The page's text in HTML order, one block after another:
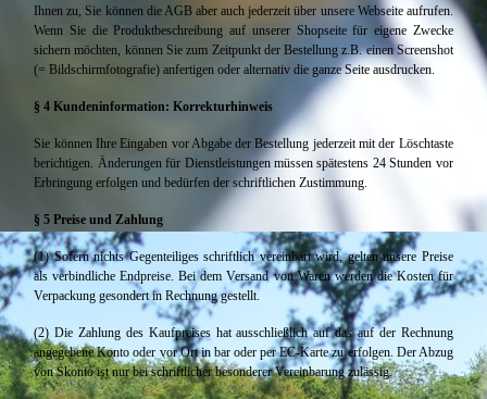
Ihnen zu, Sie können die AGB aber auch jederzeit über unsere Webseite aufrufen.
Wenn Sie die Produktbeschreibung auf unserer Shopseite für eigene Zwecke
sichern möchten, können Sie zum Zeitpunkt der Bestellung z.B. einen Screenshot
(= Bildschirmfotografie) anfertigen oder alternativ die ganze Seite ausdrucken.
§ 4 Kundeninformation: Korrekturhinweis
Sie können Ihre Eingaben vor Abgabe der Bestellung jederzeit mit der Löschtaste
berichtigen. Änderungen für Dienstleistungen müssen spätestens 24 Stunden vor
Erbringung erfolgen und bedürfen der schriftlichen Zustimmung.
§ 5 Preise und Zahlung
(1) Sofern nichts Gegenteiliges schriftlich vereinbart wird, gelten unsere Preise
als verbindliche Endpreise. Bei dem Versand von Waren werden die Kosten für
Verpackung gesondert in Rechnung gestellt.
(2) Die Zahlung des Kaufpreises hat ausschließlich auf das auf der Rechnung
angegebene Konto oder vor Ort in bar oder per EC-Karte zu erfolgen. Der Abzug
von Skonto ist nur bei schriftlicher besonderer Vereinbarung zulässig.